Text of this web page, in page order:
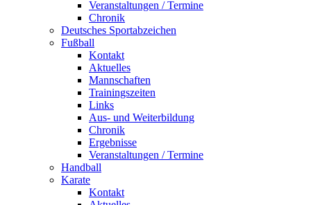
Veranstaltungen / Termine
Chronik
Deutsches Sportabzeichen
Fußball
Kontakt
Aktuelles
Mannschaften
Trainingszeiten
Links
Aus- und Weiterbildung
Chronik
Ergebnisse
Veranstaltungen / Termine
Handball
Karate
Kontakt